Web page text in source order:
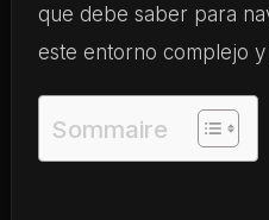
que debe saber para
este entorno complejo
Sommaire